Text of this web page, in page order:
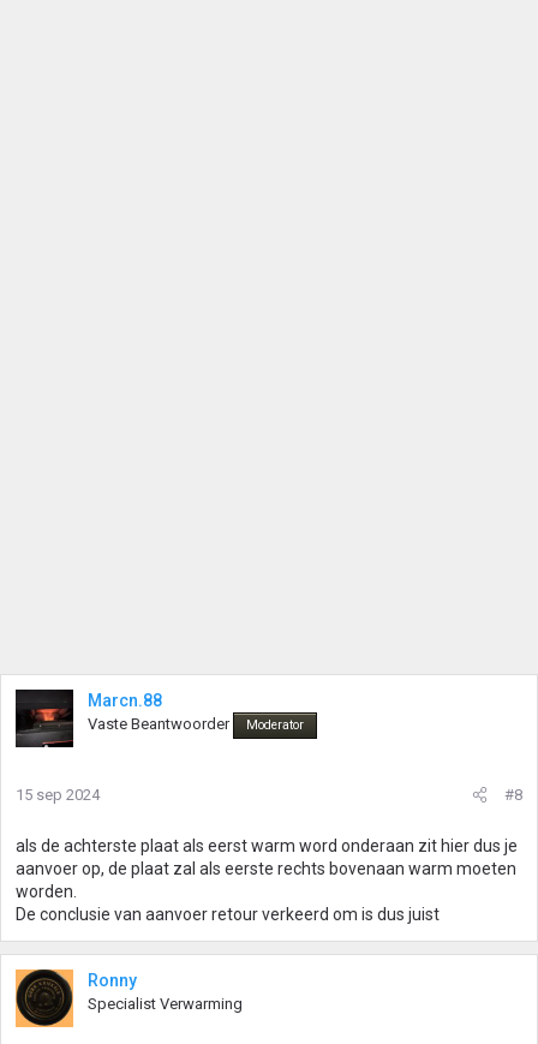
Marcn.88
Vaste Beantwoorder Moderator
15 sep 2024 #8
als de achterste plaat als eerst warm word onderaan zit hier dus je
aanvoer op, de plaat zal als eerste rechts bovenaan warm moeten
worden.
De conclusie van aanvoer retour verkeerd om is dus juist
Ronny
Specialist Verwarming